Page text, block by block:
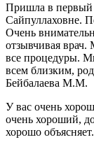
Пришла в
Сайпуллаховне.
Очень
отзывчивая врач.
все процедуры.
всем близким,
Бейбалаева М.М.
У вас очень
очень хороший,
хорошо